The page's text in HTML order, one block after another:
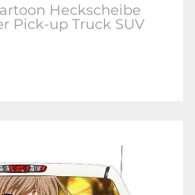
Heckscheibe
Pick-up Truck SUV